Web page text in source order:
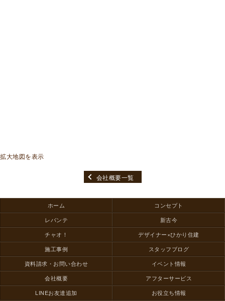
拡大地図を表示
会社概要一覧
ホーム
コンセプト
レバンテ
新古今
チャオ！
デザイナー×ひかり住建
施工事例
スタッフブログ
資料請求・お問い合わせ
イベント情報
会社概要
アフターサービス
LINEお友達追加
お役立ち情報